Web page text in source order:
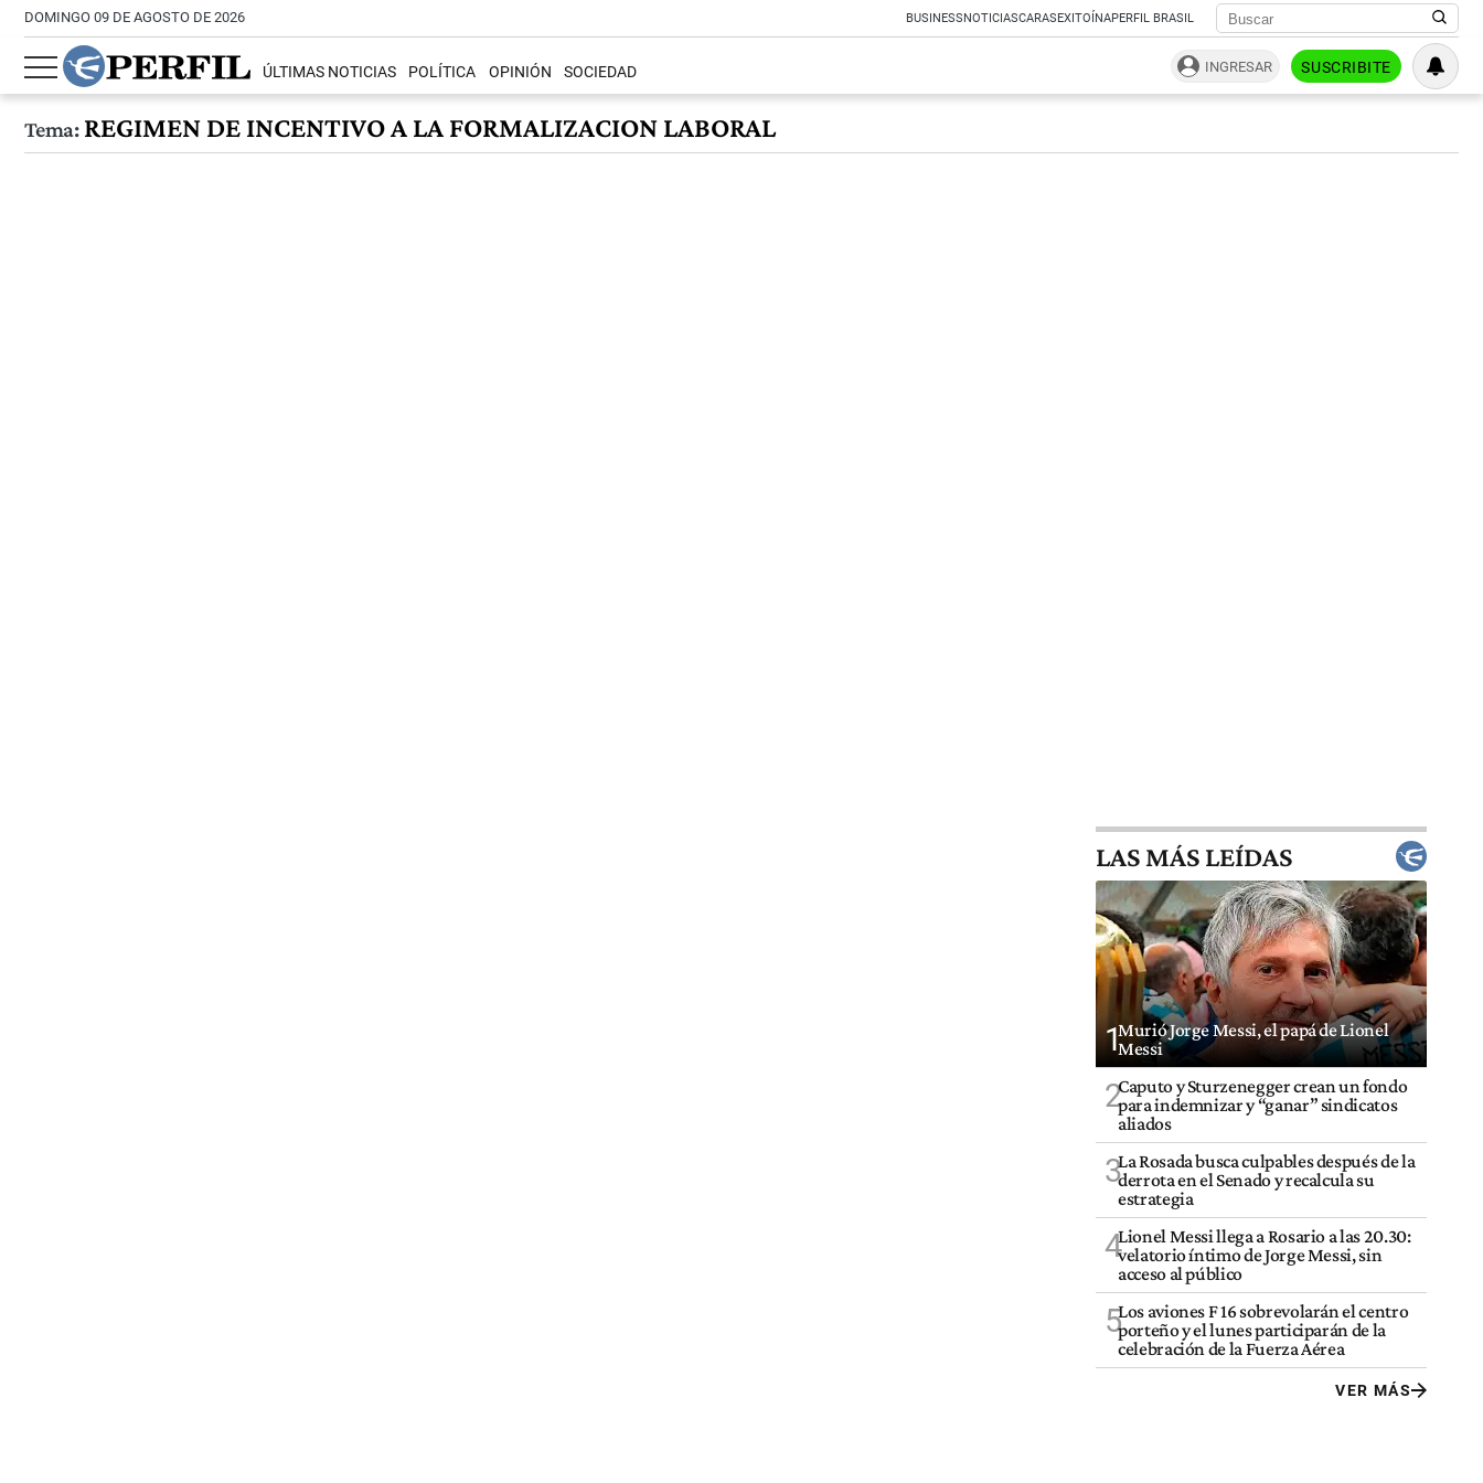
DOMINGO 09 DE AGOSTO DE 2026 BUSINESSNOTICIASCARASEXITOÍNAPERFIL BRASIL
ÚLTIMAS NOTICIAS POLÍTICA OPINIÓN SOCIEDAD INGRESAR SUSCRIBITE
Tema:REGIMEN DE INCENTIVO A LA FORMALIZACION LABORAL
LAS MÁS LEÍDAS
1Murió Jorge Messi, el papá de Lionel
Messi
2Caputo y Sturzenegger crean un fondo
para indemnizar y “ganar” sindicatos
aliados
3La Rosada busca culpables después de la
derrota en el Senado y recalcula su
estrategia
4Lionel Messi llega a Rosario a las 20.30:
velatorio íntimo de Jorge Messi, sin
acceso al público
5Los aviones F 16 sobrevolarán el centro
porteño y el lunes participarán de la
celebración de la Fuerza Aérea
VER MÁS